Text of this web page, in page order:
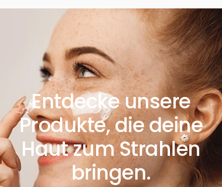
Entdecke unsere
Produkte, die deine
Haut zum Strahlen
bringen.